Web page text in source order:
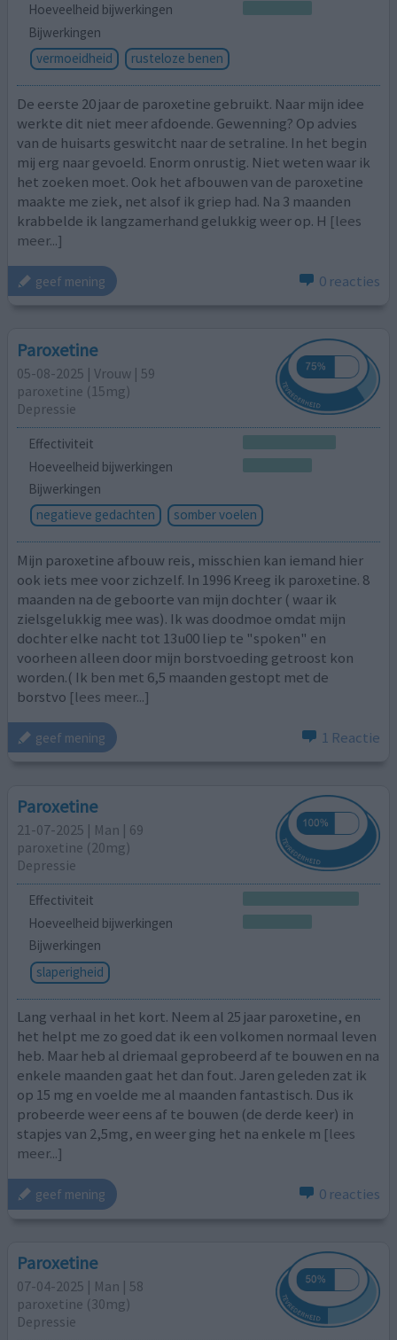
Hoeveelheid bijwerkingen
Bijwerkingen
vermoeidheid
rusteloze benen
De eerste 20 jaar de paroxetine gebruikt. Naar mijn idee
werkte dit niet meer afdoende. Gewenning? Op advies
van de huisarts geswitcht naar de setraline. In het begin
mij erg naar gevoeld. Enorm onrustig. Niet weten waar ik
het zoeken moet. Ook het afbouwen van de paroxetine
maakte me ziek, net alsof ik griep had. Na 3 maanden
krabbelde ik langzamerhand gelukkig weer op. H [lees
meer...]
geef mening 0 reacties
Paroxetine
05-08-2025 | Vrouw | 59
paroxetine (15mg)
Depressie
Effectiviteit
Hoeveelheid bijwerkingen
Bijwerkingen
negatieve gedachten
somber voelen
Mijn paroxetine afbouw reis, misschien kan iemand hier
ook iets mee voor zichzelf. In 1996 Kreeg ik paroxetine. 8
maanden na de geboorte van mijn dochter ( waar ik
zielsgelukkig mee was). Ik was doodmoe omdat mijn
dochter elke nacht tot 13u00 liep te "spoken" en
voorheen alleen door mijn borstvoeding getroost kon
worden.( Ik ben met 6,5 maanden gestopt met de
borstvo [lees meer...]
geef mening 1 Reactie
Paroxetine
21-07-2025 | Man | 69
paroxetine (20mg)
Depressie
Effectiviteit
Hoeveelheid bijwerkingen
Bijwerkingen
slaperigheid
Lang verhaal in het kort. Neem al 25 jaar paroxetine, en
het helpt me zo goed dat ik een volkomen normaal leven
heb. Maar heb al driemaal geprobeerd af te bouwen en na
enkele maanden gaat het dan fout. Jaren geleden zat ik
op 15 mg en voelde me al maanden fantastisch. Dus ik
probeerde weer eens af te bouwen (de derde keer) in
stapjes van 2,5mg, en weer ging het na enkele m [lees
meer...]
geef mening 0 reacties
Paroxetine
07-04-2025 | Man | 58
paroxetine (30mg)
Depressie